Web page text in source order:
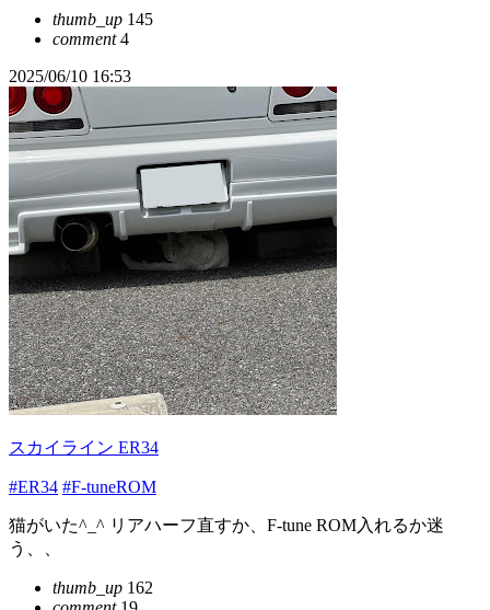
thumb_up 145
comment4
2025/06/10 16:53
スカイライン ER34
#ER34 #F-tuneROM
猫がいた^_^ リアハーフ直すか、F-tune ROM入れるか迷
う、、
thumb_up 162